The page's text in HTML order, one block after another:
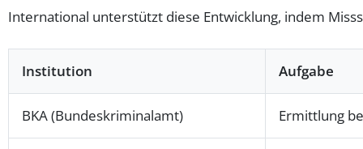
International unterstützt diese Entwicklung, indem
Institution Aufgabe
BKA (Bundeskriminalamt) Ermittlung